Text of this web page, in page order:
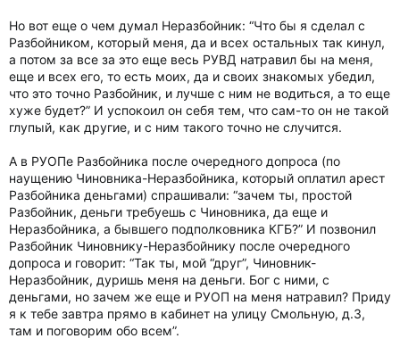
Но вот еще о чем думал Неразбойник: “Что бы я сделал с
Разбойником, который меня, да и всех остальных так кинул,
а потом за все за это еще весь РУВД натравил бы на меня,
еще и всех его, то есть моих, да и своих знакомых убедил,
что это точно Разбойник, и лучше с ним не водиться, а то еще
хуже будет?” И успокоил он себя тем, что сам-то он не такой
глупый, как другие, и с ним такого точно не случится.
А в РУОПе Разбойника после очередного допроса (по
наущению Чиновника-Неразбойника, который оплатил арест
Разбойника деньгами) спрашивали: “зачем ты, простой
Разбойник, деньги требуешь с Чиновника, да еще и
Неразбойника, а бывшего подполковника КГБ?” И позвонил
Разбойник Чиновнику-Неразбойнику после очередного
допроса и говорит: “Так ты, мой “друг”, Чиновник-
Неразбойник, дуришь меня на деньги. Бог с ними, с
деньгами, но зачем же еще и РУОП на меня натравил? Приду
я к тебе завтра прямо в кабинет на улицу Смольную, д.3,
там и поговорим обо всем”.